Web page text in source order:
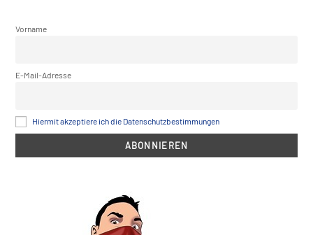
Vorname
E-Mail-Adresse
Hiermit akzeptiere ich die Datenschutzbestimmungen